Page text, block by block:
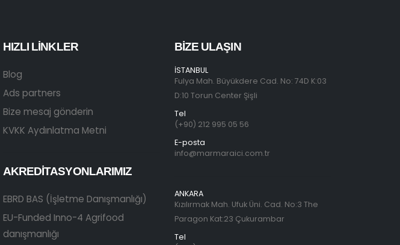
HIZLI LINKLER
Blog
Ads partners
Bize mesaj gönderin
KVKK Aydınlatma Metni
AKREDITASYONLARIMIZ
EBRD BAS (İşletme Danışmanlığı)
EU-Funded Inno-4 Agrifood
danışmanlığı
BIZE ULAŞIN
İSTANBUL
Fulya Mah. Büyükdere Cad. No: 74D K:03
D:10 Torun Center Şişli
Tel
(+90) 212 995 05 56
E-posta
info@marmaraici.com.tr
ANKARA
Kızılırmak Mah. Ufuk Üni. Cad. No:3 The
Paragon Kat:23 Çukurambar
Tel